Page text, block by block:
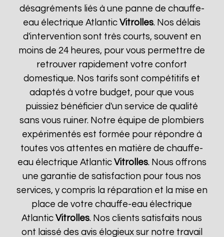
désagréments liés à une panne de chauffe-
eau électrique AtlanticVitrolles. Nos délais
d'intervention sont très courts, souvent en
moins de 24 heures, pour vous permettre de
retrouver rapidement votre confort
domestique. Nos tarifs sont compétitifs et
adaptés à votre budget, pour que vous
puissiez bénéficier d'un service de qualité
sans vous ruiner. Notre équipe de plombiers
expérimentés est formée pour répondre à
toutes vos attentes en matière de chauffe-
eau électrique Atlantic Vitrolles. Nous offrons
une garantie de satisfaction pour tous nos
services, y compris la réparation et la mise en
place de votre chauffe-eau électrique
AtlanticVitrolles. Nos clients satisfaits nous
ont laissé des avis élogieux sur notre travail